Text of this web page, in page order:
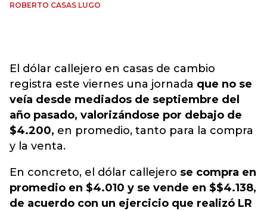
ROBERTO CASAS LUGO
El dólar callejero en casas de cambio
registra este viernes una jornada que no se
veía desde mediados de septiembre del
año pasado, valorizándose por debajo de
$4.200, en promedio, tanto para la compra
y la venta.
En concreto, el dólar callejero se compra en
promedio en $4.010 y se vende en $$4.138,
de acuerdo con un ejercicio que realizó LR